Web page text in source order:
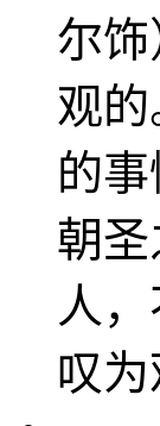
尔
观
的
朝
人
叹